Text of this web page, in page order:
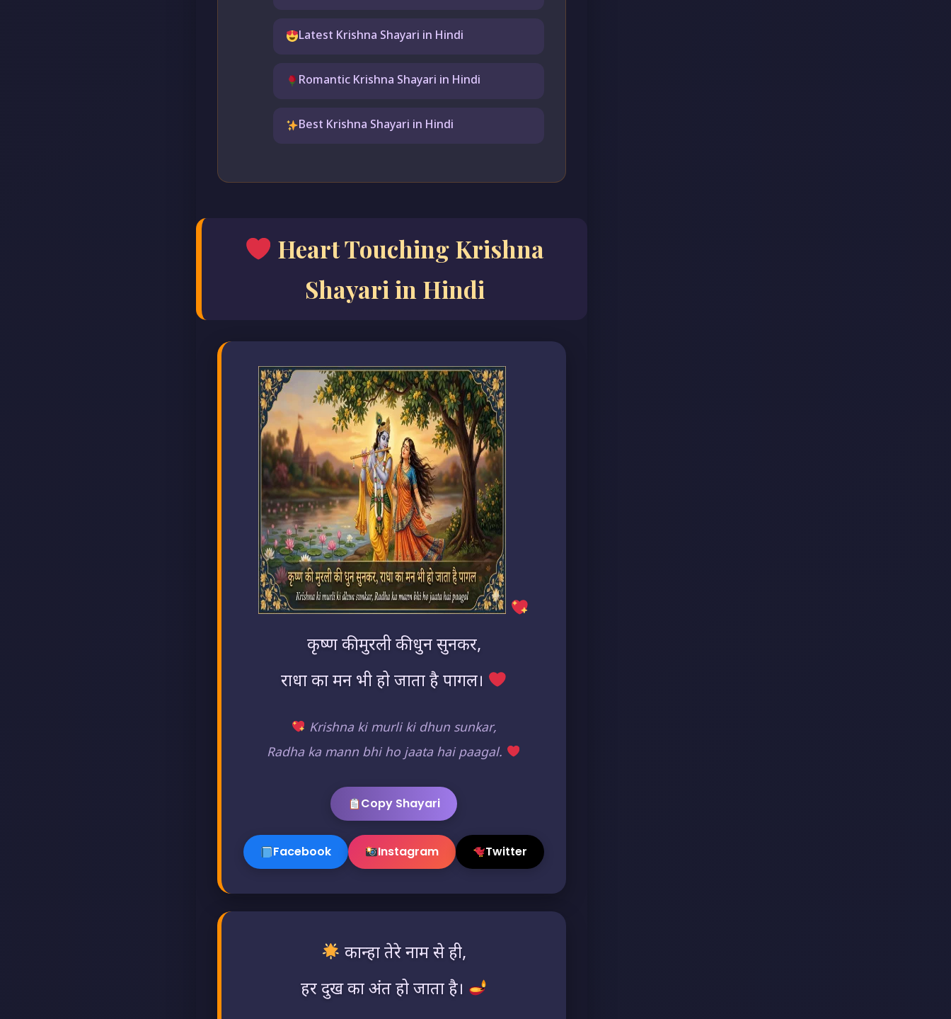
Latest Krishna Shayari in Hindi
Romantic Krishna Shayari in Hindi
Best Krishna Shayari in Hindi
Heart Touching Krishna
Shayari in Hindi
कृष्ण की मुरली की धुन सुनकर,
राधा का मन भी हो जाता है पागल।
Krishna ki murli ki dhun sunkar,
Radha ka mann bhi ho jaata hai paagal.
Copy Shayari
Facebook Instagram Twitter
कान्हा तेरे नाम से ही,
हर दुख का अंत हो जाता है।